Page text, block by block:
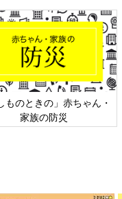
ものときの」赤ちゃん・
家族の防災